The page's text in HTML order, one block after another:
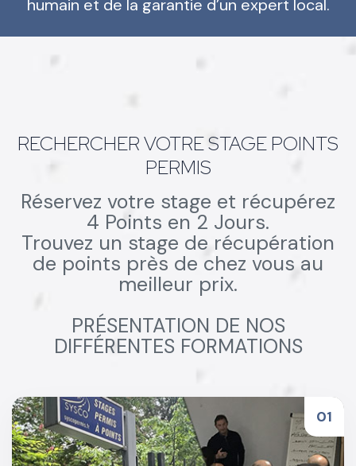
humain et de la garantie d’un expert local.
RECHERCHER VOTRE STAGE POINTS
PERMIS
Réservez votre stage et récupérez
4 Points en 2 Jours.
Trouvez un stage de récupération
de points près de chez vous au
meilleur prix.
PRÉSENTATION DE NOS
DIFFÉRENTES FORMATIONS